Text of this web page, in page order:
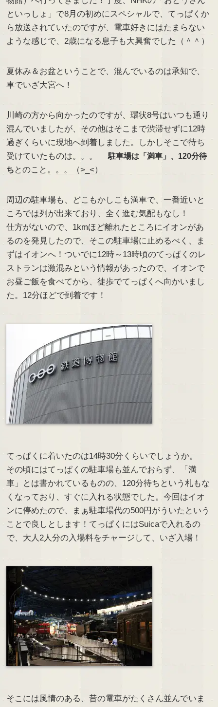
といっしょ」で8月の初めにスペシャルで、てっぱくか
ら放送されていたのですが、電車好きにはたまらない
ような感じで、2歳になる息子も大興奮でした（＾＾）
夏休み＆お盆ということで、混んでいるのは承知で、
車でいざ大宮へ！
川崎の方から向かったのですが、環状8号はいつも通り
混んでいましたが、その他はそこまで渋滞せずに12時
過ぎくらいに現地へ到着しました。しかしそこで待ち
受けていたものは。。。駐車場は「満車」、120分待
ち とのこと。。。（>_<）
周辺の駐車場も、どこもかしこも満車で、一番近いと
ころでは列が出来ており、全く進む気配もなし！
仕方がないので、1kmほど離れたところにイオンがあ
るのを発見したので、そこの駐車場に止めるべく、ま
ずはイオンへ！ついでに12時～13時頃のてっぱくのレ
ストランは激混みという情報があったので、イオンで
お昼ご飯を食べてから、徒歩でてっぱくへ向かいまし
た。12分ほどで到着です！
てっぱくに着いたのは14時30分くらいでしょうか。
その頃にはてっぱくの駐車場も並んでおらず、「満
車」とは書かれているものの、120分待ちという札もな
くなっており、すぐに入れる状態でした。今回はイオ
ンに停めたので、まぁ駐車場代の500円がういたという
ことで良しとします！てっぱくにはSuicaで入れるの
で、大人2人分の入場料をチャージして、いざ入場！
そこには風情のある、昔の電車がたくさん並んでいま